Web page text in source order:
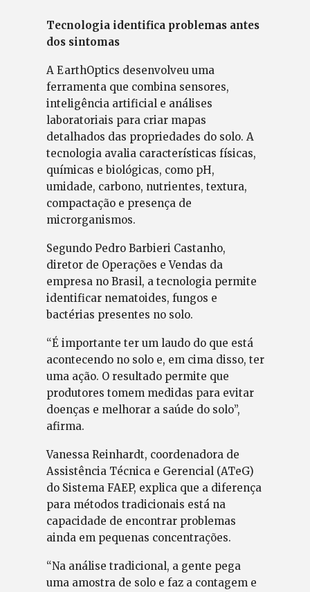
Tecnologia identifica problemas antes
dos sintomas
A EarthOptics desenvolveu uma
ferramenta que combina sensores,
inteligência artificial e análises
laboratoriais para criar mapas
detalhados das propriedades do solo. A
tecnologia avalia características físicas,
químicas e biológicas, como pH,
umidade, carbono, nutrientes, textura,
compactação e presença de
microrganismos.
Segundo Pedro Barbieri Castanho,
diretor de Operações e Vendas da
empresa no Brasil, a tecnologia permite
identificar nematoides, fungos e
bactérias presentes no solo.
“É importante ter um laudo do que está
acontecendo no solo e, em cima disso, ter
uma ação. O resultado permite que
produtores tomem medidas para evitar
doenças e melhorar a saúde do solo”,
afirma.
Vanessa Reinhardt, coordenadora de
Assistência Técnica e Gerencial (ATeG)
do Sistema FAEP, explica que a diferença
para métodos tradicionais está na
capacidade de encontrar problemas
ainda em pequenas concentrações.
“Na análise tradicional, a gente pega
uma amostra de solo e faz a contagem e